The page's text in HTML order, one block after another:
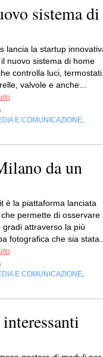
sistema di
lancia la startup
nuovo sistema di home
controlla luci,
valvole e anche...
E COMUNICAZIONE
da un
è la piattaforma lanciata
permette di osservare
gradi attraverso la più
fotografica che sia
E COMUNICAZIONE